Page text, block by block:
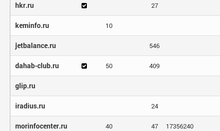
hkr.ru 27
keminfo.ru 10
jetbalance.ru 546
dahab-club.ru 50 409
glip.ru
iradius.ru 24
morinfocenter.ru 40 47 17356240